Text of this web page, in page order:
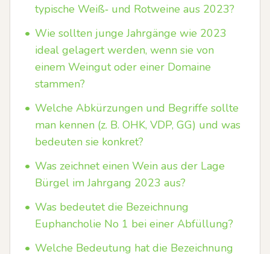
typische Weiß‑ und Rotweine aus 2023?
• Wie sollten junge Jahrgänge wie 2023
ideal gelagert werden, wenn sie von
einem Weingut oder einer Domaine
stammen?
• Welche Abkürzungen und Begriffe sollte
man kennen (z. B. OHK, VDP, GG) und was
bedeuten sie konkret?
• Was zeichnet einen Wein aus der Lage
Bürgel im Jahrgang 2023 aus?
• Was bedeutet die Bezeichnung
Euphancholie No 1 bei einer Abfüllung?
• Welche Bedeutung hat die Bezeichnung